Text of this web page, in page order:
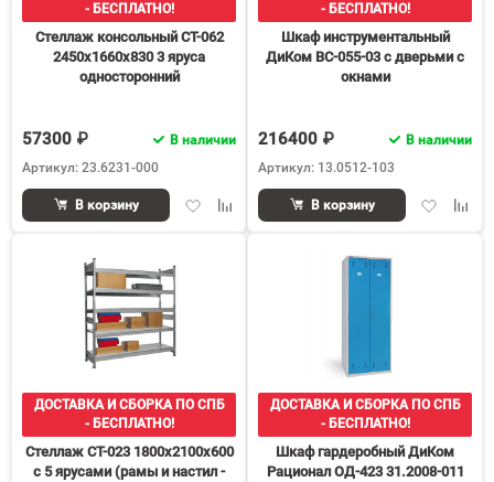
- БЕСПЛАТНО!
Стеллаж консольный СТ-062
2450х1660х830 3 яруса
односторонний
57300 ₽
В наличии
Артикул: 23.6231-000
ДобавитьДобавить
В корзину
- БЕСПЛАТНО!
Шкаф инструментальный
ДиКом ВС-055-03 с дверьми с
окнами
216400 ₽
В наличии
Артикул: 13.0512-103
Добавить
В корзину
ДОСТАВКА И СБОРКА ПО СПБ
- БЕСПЛАТНО!
Стеллаж СТ-023 1800х2100х600
с 5 ярусами (рамы и настил -
ДОСТАВКА И СБОРКА ПО СПБ
- БЕСПЛАТНО!
Шкаф гардеробный ДиКом
Рационал ОД-423 31.2008-011